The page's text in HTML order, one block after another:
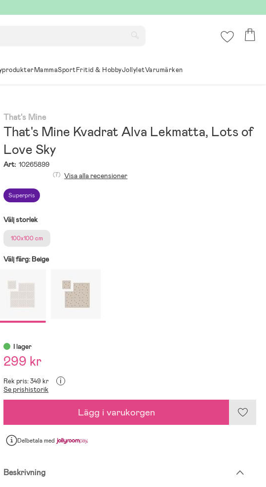
MammaSportFritid & HobbyJollyletVarumärken
That's Mine
That's Mine Kvadrat Alva Lekmatta, Lots of
Love Sky
Art: 10265899
Superpris
(7) Visa alla recensioner
Välj storlek
100x100 cm
Välj färg: Beige
I lager
299 kr
Rek pris: 349 kr i
Se prishistorik
Lägg i varukorgen
Delbetalamed
Beskrivning